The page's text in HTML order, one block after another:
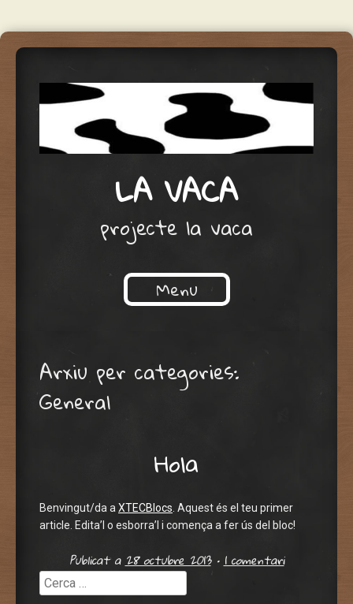
LA VACA
projecte la vaca
Menu
Arxiu per categories:
General
Hola
Benvingut/da a XTECBlocs . Aquest és el teu primer
article. Edita’l o esborra’l i comença a fer ús del bloc!
Publicat a28 octubre 2013 •1 comentari
Cerca